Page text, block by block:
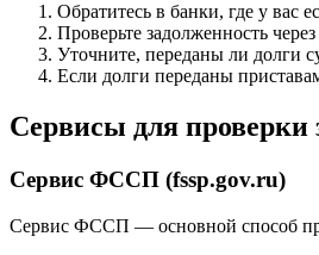
Обратитесь в банки, где у вас
Проверьте задолженность
Уточните, переданы ли долги
Если долги переданы
Сервисы для проверки
Сервис ФССП (fssp.gov.ru)
Сервис ФССП — основной способ